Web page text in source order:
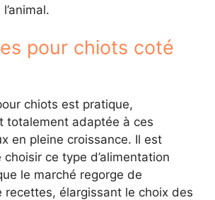
pour chiots coté
chiots est pratique,
totalement adaptée à ces
en pleine croissance. Il est
ce type d’alimentation
le marché regorge de
recettes, élargissant le choix des